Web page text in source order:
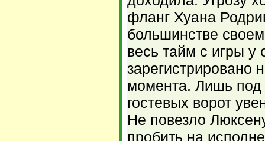
фланг Хуана
большинстве
весь тайм с игры у
зарегистрировано
момента. Лишь
гостевых ворот
Не повезло
пробить на